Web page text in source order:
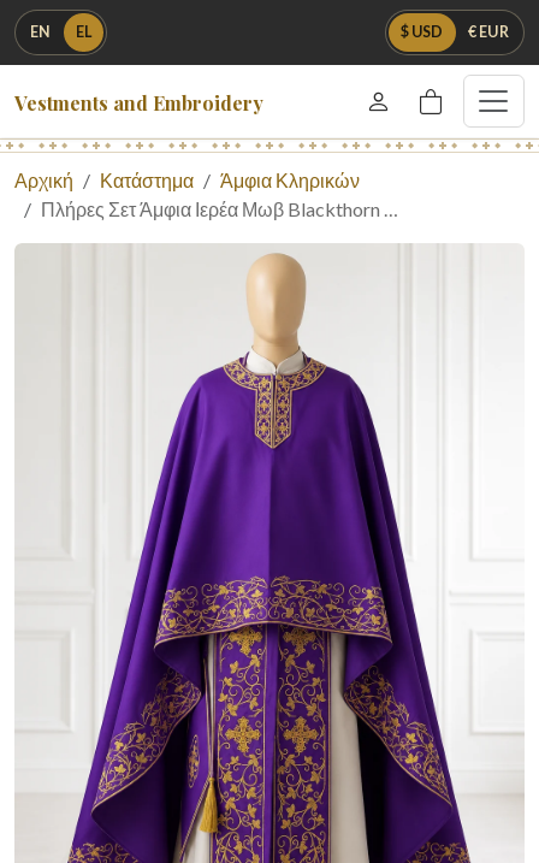
EN EL $ USD € EUR
Vestments and Embroidery
Αρχική Κατάστημα
Άμφια Κληρικών
Πλήρες Σετ Άμφια Ιερέα Μωβ Blackthorn …